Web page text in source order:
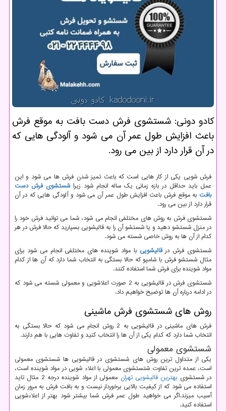
كادو دونی: شستشوی فرش دست بافت به موقع فرش
باعث افزایش طول عمر آن می شود و آلودگی هایی كه
در آن قرار دارد از بین می رود.
فرش شویی یکی از کار هایی است که باعث تمیز شدن فرش ها می شود و این
عمل باید حداقل در بازه زمانی یک ساله انجام شود زیرا شستشوی فرش دست
بافت به موقع فرش باعث افزایش طول عمر آن می شود و آلودگی هایی که در آن
قرار دارد از بین می رود.
شستشوی فرش به روش های مختلفی انجام می شود، شما می توانید فرش خود را
در منزل شستشو دهید و یا شستشو آن را به قالیشویی بسپارید که حالا فرش در هر
کدام از آن ها به روش خاصی شسته می شود.
شستشوی فرش درقالیشویی با مواد شوینده های مختلفی انجام می شود برای
مثال شستشو فرش با شامپو که حالا بستگی به انتخاب شما دارد که آن ها از کدام
مواد شوینده برای فرش شما استفاده کنند.
شستشوی فرش در قالیشویی به 2 صورت اعلاشویی و معمولی شسته می شود که
در ادامه درباره آن ها توضیح خواهیم داد.
روش های شستشوی فرش ماشینی
فرش های ماشینی در قالیشویی به 2 روش انجام می شود که حالا بستگی به
انتخاب شما دارد که کدام یکی از آن ها را انتخاب کنید و تفاوت هایی با هم دارند.
شستشوی معمولی
یکی از متداول ترین روش های شستشوی در قالیشویی ها شستشوی معمولی
است، عمده ترین تفاوت شتستشوی معمولی با اعلاء شویی در مواد شوینده است،
در شستشوی بهترین قالیشویی تهران
معمولی از مواد شوینده درجه 2 مثال تاید
استفاده می شود که از کیفیت بالایی برخوردار نیست و به بافت فرش به مرور زمان
آسیب میزند.اگر می خواهید طول عمر فرش شما بیشتر شود بهتر از اعلاءشویی
استفاده کنید.